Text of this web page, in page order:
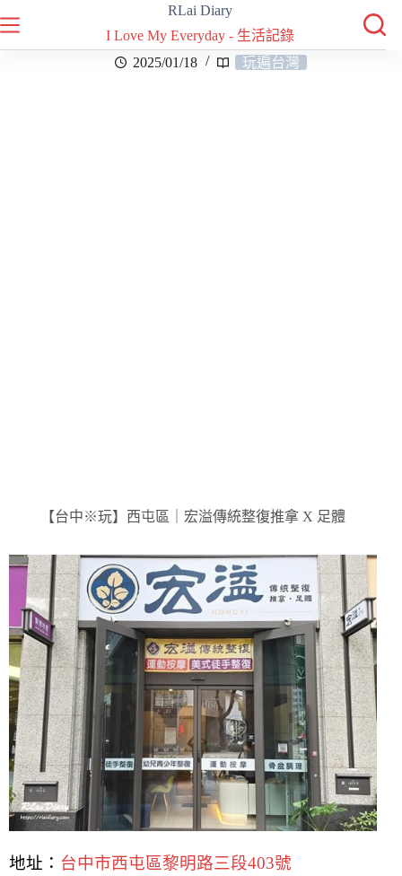
RLai Diary
I Love My Everyday - 生活記錄
2025/01/18
玩遍台灣
【台中※玩】西屯區｜宏溢傳統整復推拿 X 足體
地址： 台中市西屯區黎明路三段403號